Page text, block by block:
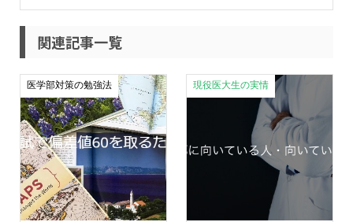
関連記事一覧
医学部対策の勉強法 現役医大生の実情